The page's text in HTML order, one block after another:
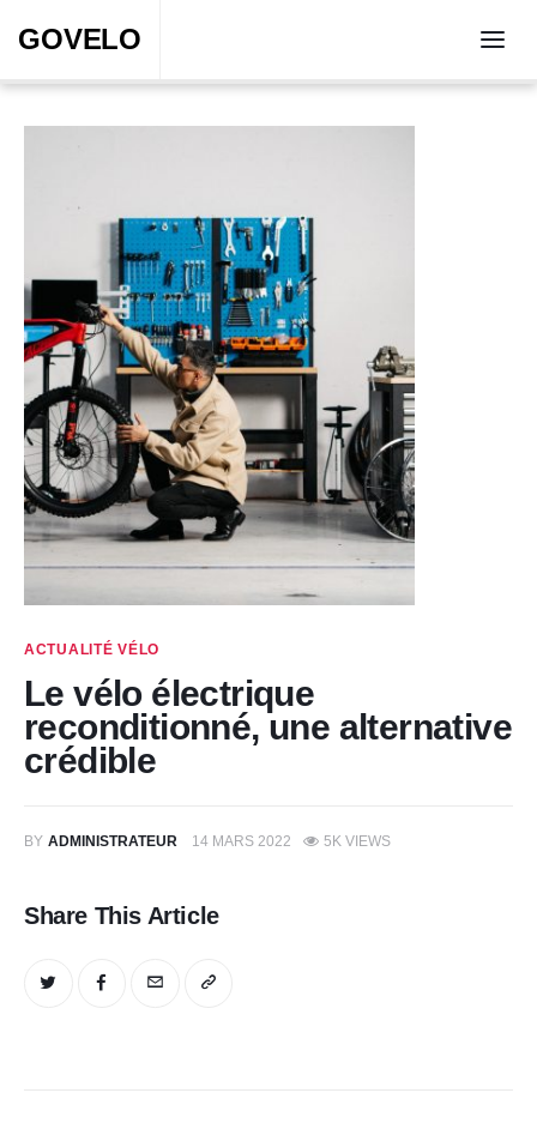
GOVELOGOVELO
Actualité
ACTUALITÉ VÉLO
Le vélo électrique
reconditionné, une alternative
crédible
BY ADMINISTRATEUR 14 MARS 2022 5K VIEWS
Share This Article